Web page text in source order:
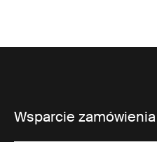
Wsparcie zamówienia